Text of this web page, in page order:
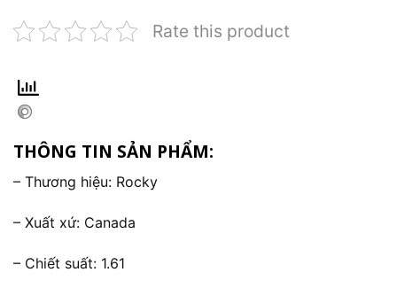
Rate this product
THÔNG TIN SẢN PHẨM:
– Thương hiệu: Rocky
– Xuất xứ: Canada
– Chiết suất: 1.61